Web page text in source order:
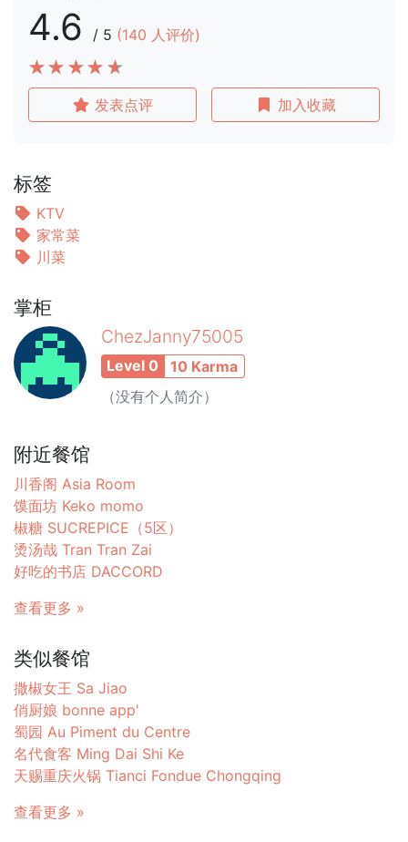
4.6 / 5 (140 人评价)
发表点评 加入收藏
标签
KTV
家常菜
川菜
掌柜
ChezJanny75005
Level 0
10 Karma
（没有个人简介）
附近餐馆
川香阁 Asia Room
馍面坊 Keko momo
椒糖 SUCREPICE（5区）
烫汤哉 Tran Tran Zai
好吃的书店 DACCORD
查看更多 »
类似餐馆
撒椒女王 Sa Jiao
俏厨娘 bonne app'
蜀园 Au Piment du Centre
名代食客 Ming Dai Shi Ke
天赐重庆火锅 Tianci Fondue Chongqing
查看更多 »